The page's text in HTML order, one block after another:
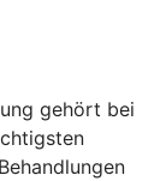
gehört bei